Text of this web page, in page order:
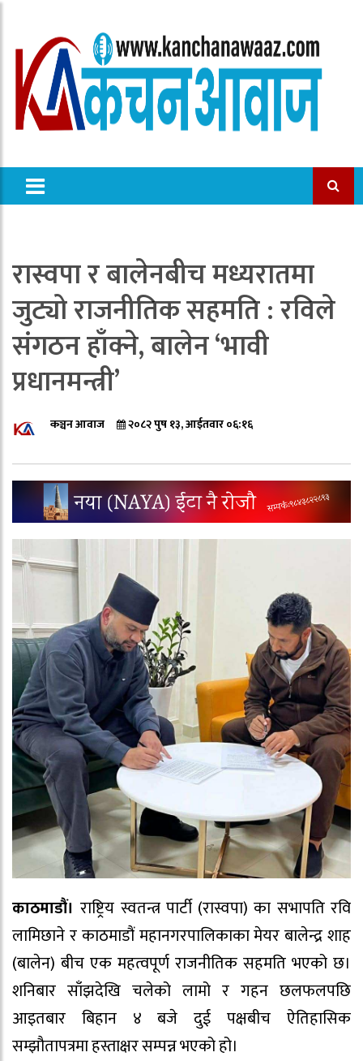
रास्वपा र बालेनबीच मध्यरातमा
जुट्यो राजनीतिक सहमति : रविले
संगठन हाँक्ने, बालेन ‘भावी
प्रधानमन्त्री’
कञ्चन आवाज २०८२ पुष १३, आईतवार ०६:१६
काठमाडौं।राष्ट्रिय स्वतन्त्र पार्टी (रास्वपा) का सभापति रवि
लामिछाने र काठमाडौं महानगरपालिकाका मेयर बालेन्द्र शाह
(बालेन) बीच एक महत्वपूर्ण राजनीतिक सहमति भएको छ।
शनिबार साँझदेखि चलेको लामो र गहन छलफलपछि
आइतबार बिहान ४ बजे दुई पक्षबीच ऐतिहासिक
सम्झौतापत्रमा हस्ताक्षर सम्पन्न भएको हो।